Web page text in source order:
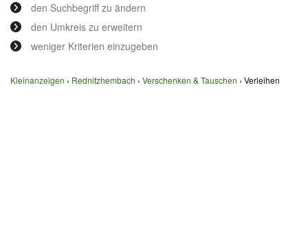
den Suchbegriff zu ändern
den Umkreis zu erweitern
weniger Kriterien einzugeben
Kleinanzeigen Rednitzhembach Verschenken & Tauschen Verleihen